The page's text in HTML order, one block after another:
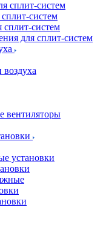
сплит-систем
систем
сплит-систем
для сплит-систем
установки